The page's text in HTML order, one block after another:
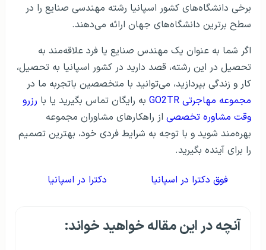
برخی دانشگاه‌های کشور اسپانیا رشته مهندسی صنایع را در
سطح برترین دانشگاه‌های جهان ارائه می‌دهند.
اگر شما به عنوان یک مهندس صنایع یا فرد علاقه‌مند به
تحصیل در این رشته، قصد دارید در کشور اسپانیا به تحصیل،
کار و زندگی بپردازید، می‌توانید با متخصصین باتجربه ما در
مجموعه مهاجرتی GO2TR
به رایگان تماس بگیرید یا با رزرو
وقت مشاوره تخصصی از راهکارهای مشاوران مجموعه
بهره‌مند شوید و با توجه به شرایط فردی خود، بهترین تصمیم
را برای آینده بگیرید.
فوق دکترا در اسپانیا دکترا در اسپانیا
آنچه در این مقاله خواهید خواند: